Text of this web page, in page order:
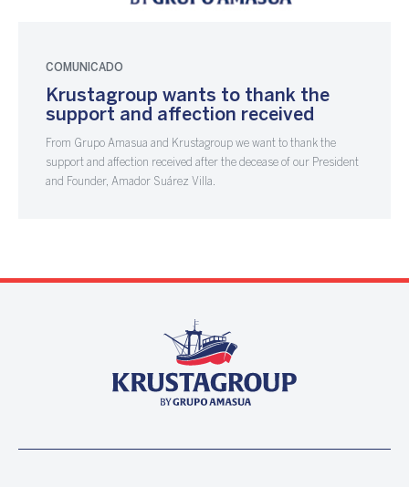
COMUNICADO
Krustagroup wants to thank the
support and affection received
From Grupo Amasua and Krustagroup we want to thank the
support and affection received after the decease of our President
and Founder, Amador Suárez Villa.